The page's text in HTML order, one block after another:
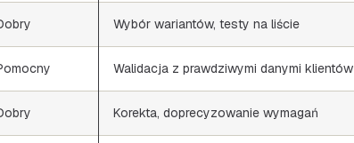
Wybór wariantów, testy na liście
Walidacja z prawdziwymi danymi klientów
Korekta, doprecyzowanie wymagań